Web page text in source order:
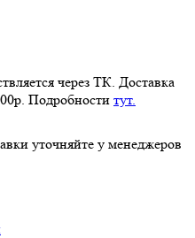
через ТК. Доставка
Подробности тут.
уточняйте у менеджеров